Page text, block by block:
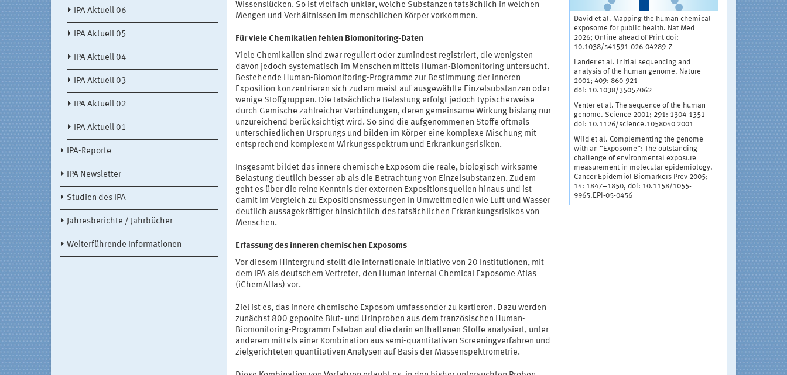
IPA Aktuell 06
IPA Aktuell 05
IPA Aktuell 04
IPA Aktuell 03
IPA Aktuell 02
IPA Aktuell 01
IPA-Reporte
IPA Newsletter
Studien des IPA
Jahresberichte / Jahrbücher
Weiterführende Informationen
Wissenslücken. So ist vielfach unklar, welche Substanzen tatsächlich in welchen
Mengen und Verhältnissen im menschlichen Körper vorkommen.
Für viele Chemikalien fehlen Biomonitoring-Daten
Viele Chemikalien sind zwar reguliert oder zumindest registriert, die wenigsten
davon jedoch systematisch im Menschen mittels Human-Biomonitoring untersucht.
Bestehende Human-Biomonitoring-Programme zur Bestimmung der inneren
Exposition konzentrieren sich zudem meist auf ausgewählte Einzelsubstanzen oder
wenige Stoffgruppen. Die tatsächliche Belastung erfolgt jedoch typischerweise
durch Gemische zahlreicher Verbindungen, deren gemeinsame Wirkung bislang nur
unzureichend berücksichtigt wird. So sind die aufgenommenen Stoffe oftmals
unterschiedlichen Ursprungs und bilden im Körper eine komplexe Mischung mit
entsprechend komplexem Wirkungsspektrum und Erkrankungsrisiken.
Insgesamt bildet das innere chemische Exposom die reale, biologisch wirksame
Belastung deutlich besser ab als die Betrachtung von Einzelsubstanzen. Zudem
geht es über die reine Kenntnis der externen Expositionsquellen hinaus und ist
damit im Vergleich zu Expositionsmessungen in Umweltmedien wie Luft und Wasser
deutlich aussagekräftiger hinsichtlich des tatsächlichen Erkrankungsrisikos von
Menschen.
Erfassung des inneren chemischen Exposoms
Vor diesem Hintergrund stellt die internationale Initiative von 20 Institutionen, mit
dem IPA als deutschem Vertreter, den Human Internal Chemical Exposome Atlas
(iChemAtlas) vor.
Ziel ist es, das innere chemische Exposom umfassender zu kartieren. Dazu werden
zunächst 800 gepoolte Blut- und Urinproben aus dem französischen Human-
Biomonitoring-Programm Esteban auf die darin enthaltenen Stoffe analysiert, unter
anderem mittels einer Kombination aus semi-quantitativen Screeningverfahren und
zielgerichteten quantitativen Analysen auf Basis der Massenspektrometrie.
David et al. Mapping the human chemical
exposome for public health. Nat Med
2026; Online ahead of Print doi:
10.1038/s41591-026-04289-7
Lander et al. Initial sequencing and
analysis of the human genome. Nature
2001; 409: 860-921
doi: 10.1038/35057062
Venter et al. The sequence of the human
genome. Science 2001; 291: 1304-1351
doi: 10.1126/science.1058040 2001
Wild et al. Complementing the genome
with an “Exposome”: The outstanding
challenge of environmental exposure
measurement in molecular epidemiology.
Cancer Epidemiol Biomarkers Prev 2005;
14: 1847–1850, doi: 10.1158/1055-
9965.EPI-05-0456